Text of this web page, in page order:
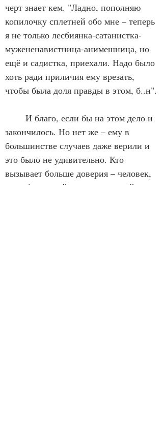
черт знает кем. "Ладно, пополняю
копилочку сплетней обо мне – теперь
я не только лесбиянка-сатанистка-
мужененавистница-анимешница, но
ещё и садистка, приехали. Надо было
хоть ради приличия ему врезать,
чтобы была доля правды в этом, б..н".
закончилось. Но нет же – ему в
большинстве случаев даже верили и
это было не удивительно. Кто
вызывает больше доверия – человек,
по собственной вине находящийся на